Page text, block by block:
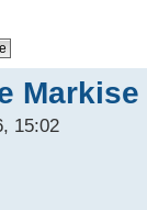
Markise
15:02